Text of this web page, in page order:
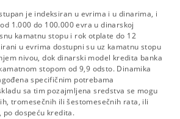
je indeksiran u evrima i u dinarima, i
1.000 do 100.000 evra u dinarskoj
kamatnu stopu i rok otplate do 12
u evrima dostupni su uz kamatnu stopu
nivou, dok dinarski model kredita banka
stopom od 9,9 odsto. Dinamika
specifičnim potrebama
sa tim pozajmljena sredstva se mogu
tromesečnih ili šestomesečnih rata, ili
po dospeću kredita.